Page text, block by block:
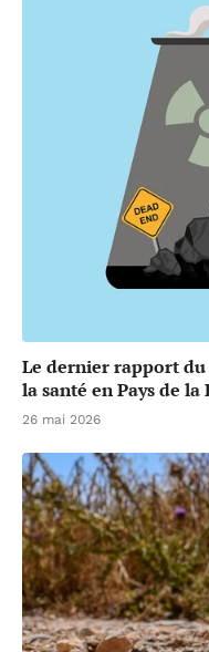
Le dernier rapport du
la santé en Pays de la
26 mai 2026